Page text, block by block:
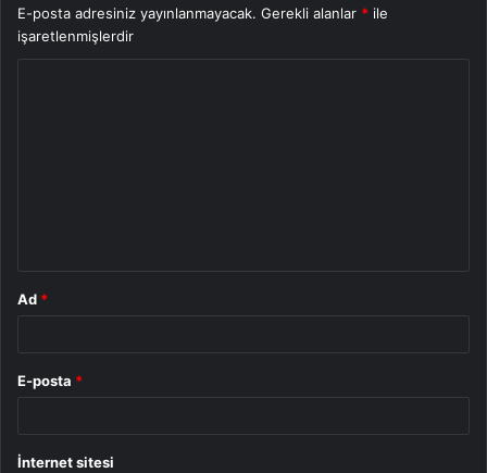
E-posta adresiniz yayınlanmayacak. Gerekli alanlar * ile
işaretlenmişlerdir
Ad *
E-posta *
İnternet sitesi